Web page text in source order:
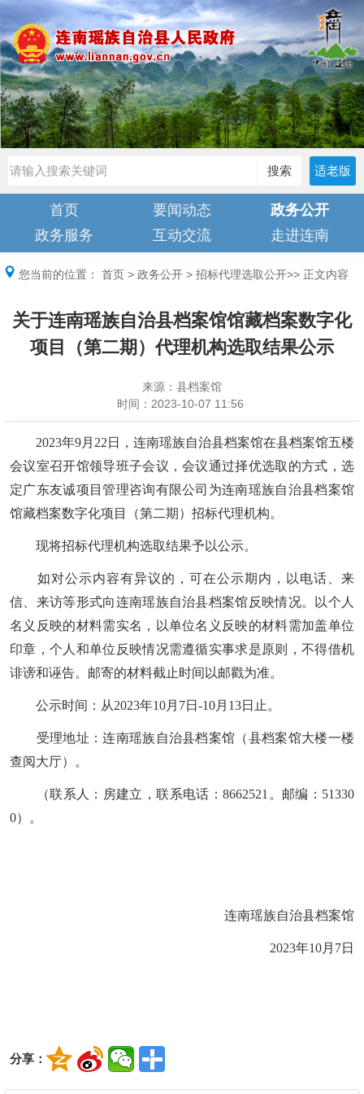
搜索 适老版
首页 要闻动态
政务公开
政务服务
互动交流 走进连南
您当前的位置： 首页 > 政务公开 > 招标代理选取公开>> 正文内容
关于连南瑶族自治县档案馆馆藏档案数字化
项目（第二期）代理机构选取结果公示
来源：县档案馆
时间： 2023-10-07 11:56
2023年9月22日， 连南瑶族自治县档案馆在县档案馆五楼
会议室召开馆领导班子会议，会议通过择优选取 的方式 ，选
定广东友诚项目管理咨询有限公司 为连南瑶族自治县档案馆
馆藏档案数字化项目（第二期 ）招标代理机构。
现将招标代理机构选取结果予以公示。
如对公示内容有异议的，可在公示期内， 以电话、 来
信、来访等形式向连南瑶族自治县档案馆反映情况。
以个人
名义反映的材料需实名，以单位名义反映的材料需加盖单位
印章，个人和单位反映情况需遵循实事求是原则，不得借机
诽谤和诬告。 邮寄的材料截止时间以邮戳为准。
公示时间：从2023年10月 7日 -10月 13日止。
受理地址 ：连南瑶族自治县档案馆 （县档案馆大楼一楼
查阅大厅）。
（联系人： 房建立 ，联系电话：8662521 。邮编： 51330
0）。
连南瑶族自治县档案馆
2023年10月7日
分享：